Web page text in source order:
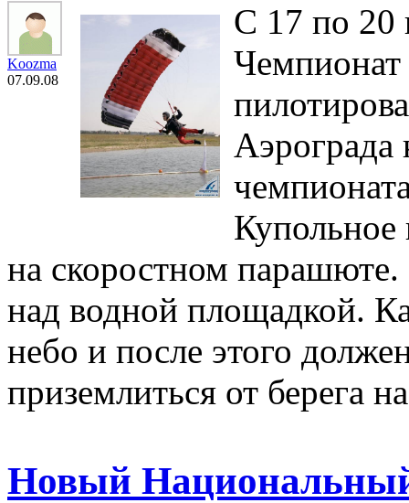
Koozma
07.09.08
С 17 по 20
Купольное
на скоростном
над водной площадкой.
небо и после этого
приземлиться от берега
Новый